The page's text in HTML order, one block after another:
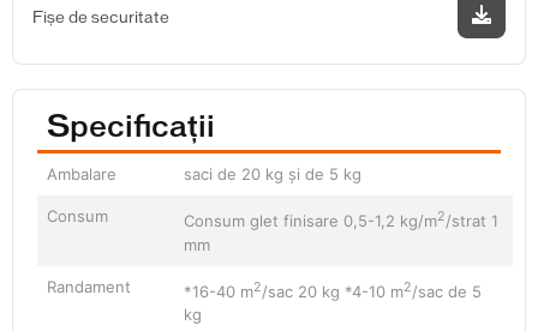
Fișe de securitate
Specificații
Ambalare saci de 20 kg și de 5 kg
Consum Consum glet finisare 0,5-1,2 kg/m2/strat 1
mm
Randament *16-40 m2/sac 20 kg *4-10 m2/sac de 5
kg